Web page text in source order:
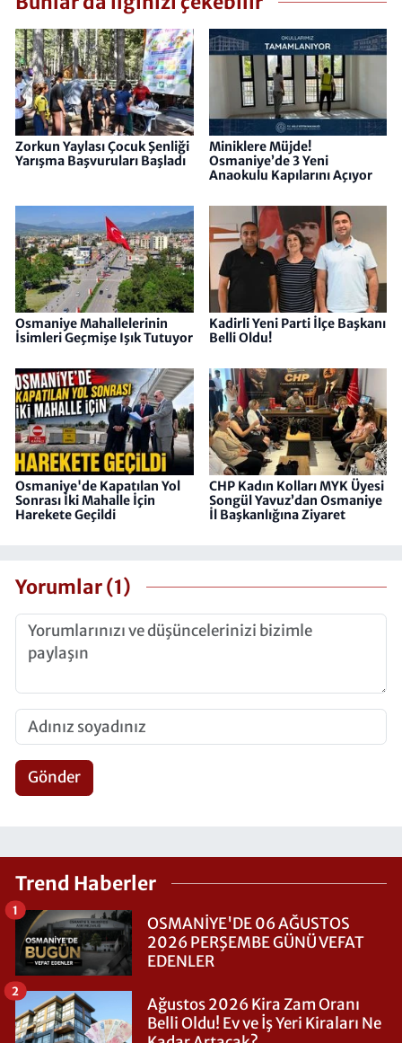
Zorkun Yaylası Çocuk Şenliği
Yarışma Başvuruları Başladı
Miniklere Müjde!
Osmaniye’de 3 Yeni
Anaokulu Kapılarını Açıyor
Osmaniye Mahallelerinin
İsimleri Geçmişe Işık Tutuyor
Kadirli Yeni Parti İlçe Başkanı
Belli Oldu!
Osmaniye'de Kapatılan Yol
Sonrası İki Mahalle İçin
Harekete Geçildi
CHP Kadın Kolları MYK Üyesi
Songül Yavuz’dan Osmaniye
İl Başkanlığına Ziyaret
Yorumlar (1)
Gönder
Trend Haberler
OSMANİYE'DE 06 AĞUSTOS
2026 PERŞEMBE GÜNÜ VEFAT
EDENLER
1
Ağustos 2026 Kira Zam Oranı
Belli Oldu! Ev ve İş Yeri Kiraları Ne
2